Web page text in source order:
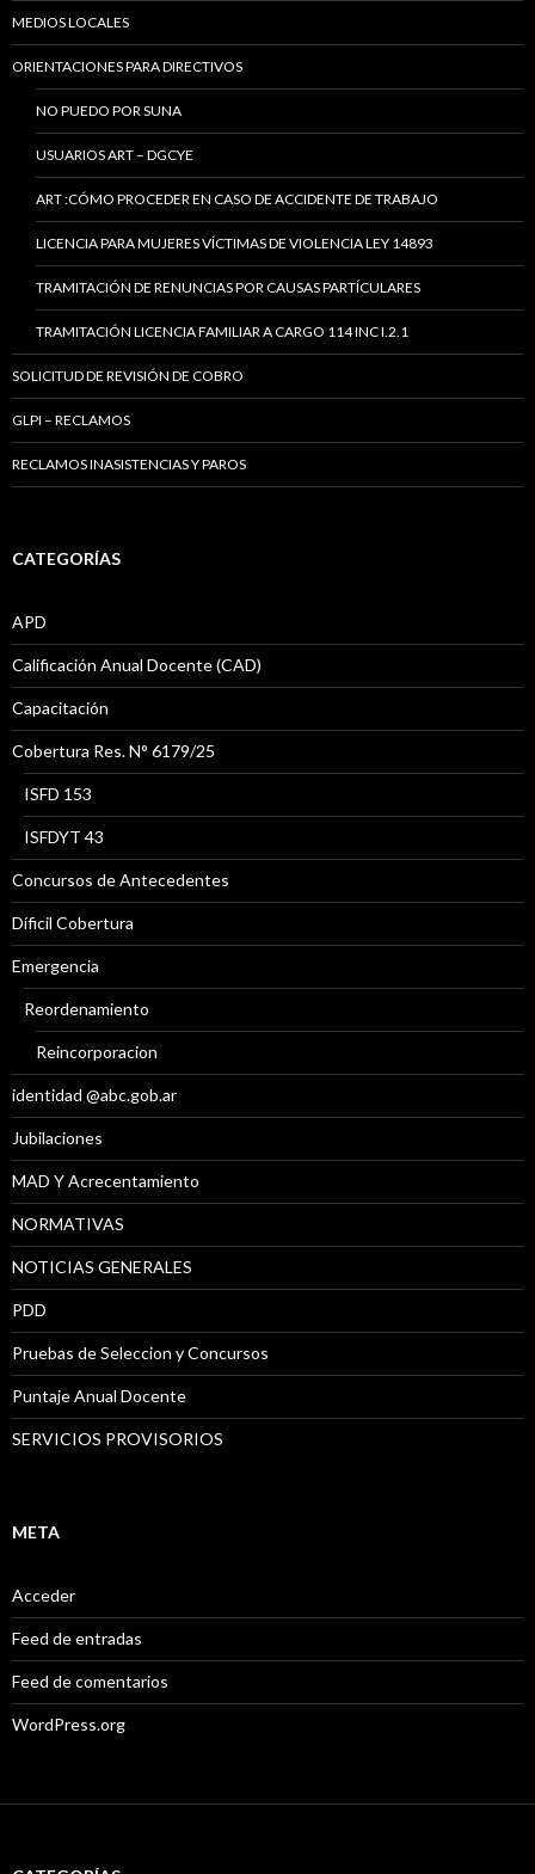
MEDIOS LOCALES
ORIENTACIONES PARA DIRECTIVOS
NO PUEDO POR SUNA
USUARIOS ART – DGCYE
ART :CÓMO PROCEDER EN CASO DE ACCIDENTE DE TRABAJO
LICENCIA PARA MUJERES VÍCTIMAS DE VIOLENCIA LEY 14893
TRAMITACIÓN DE RENUNCIAS POR CAUSAS PARTÍCULARES
TRAMITACIÓN LICENCIA FAMILIAR A CARGO 114 INC I.2.1
SOLICITUD DE REVISIÓN DE COBRO
GLPI – RECLAMOS
RECLAMOS INASISTENCIAS Y PAROS
CATEGORÍAS
APD
Calificación Anual Docente (CAD)
Capacitación
Cobertura Res. N° 6179/25
ISFD 153
ISFDYT 43
Concursos de Antecedentes
Díficil Cobertura
Emergencia
Reordenamiento
Reincorporacion
identidad @abc.gob.ar
Jubilaciones
MAD Y Acrecentamiento
NORMATIVAS
NOTICIAS GENERALES
PDD
Pruebas de Seleccion y Concursos
Puntaje Anual Docente
SERVICIOS PROVISORIOS
META
Acceder
Feed de entradas
Feed de comentarios
WordPress.org